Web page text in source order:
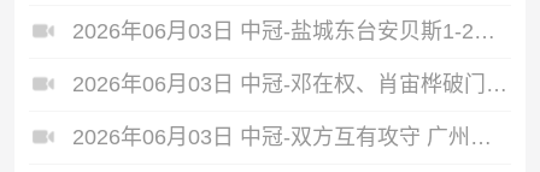
2026年06月03日 中冠-盐城东台安贝斯1-2广州黄埔志诚 李启涛梅开二度
2026年06月03日 中冠-邓在权、肖宙桦破门 中国澳门U23 1-2 五华华京
2026年06月03日 中冠-双方互有攻守 广州联增城澳体0-0泰州早茶黑马